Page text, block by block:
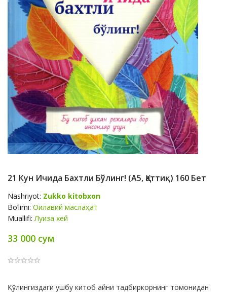
21 Кун Ичида Бахтли Бўлинг! (А5, Қаттиқ) 160 Бет
Nashriyot: Zukko kitobxon
Bo‘limi: Оилавий маслаҳат
Muallifi:Луиза хей
33 000 сум
Product
Қўлингиздаги ушбу китоб айни тадбиркорнинг томонидан